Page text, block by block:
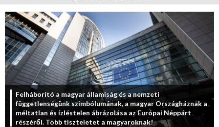
Felháborító a magyar államiság és a nemzeti
függetlenségünk szimbólumának, a magyar Országháznak a
méltatlan és ízléstelen ábrázolása az Európai Néppárt
részéről. Több tiszteletet a magyaroknak!